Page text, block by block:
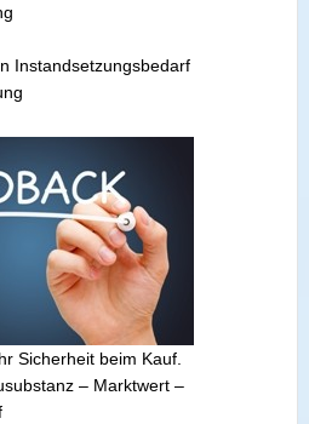
Instandsetzungsbedarf
Sicherheit beim Kauf.
– Marktwert –